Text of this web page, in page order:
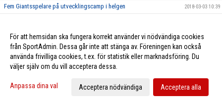
Fem Giantsspelare på utvecklingscamp i helgen 2018-03-03 10:39
Lund Giants klart för U16 Elitkval 2018-02-16 21:59
Sportlovsturnering, 3 mot 3 2018-02-16 18:00
U 16 Elitkval och DM 2018-02-11 18:00
Utvecklingscamp för Team 03 2018-02-02 19:15
För att hemsidan ska fungera korrekt använder vi nödvändiga cookies
från SportAdmin. Dessa går inte att stänga av. Föreningen kan också
använda frivilliga cookies, t.ex. för statistik eller marknadsföring. Du
väljer själv om du vill acceptera dessa.
Anpassa dina val Acceptera nödvändiga Acceptera alla